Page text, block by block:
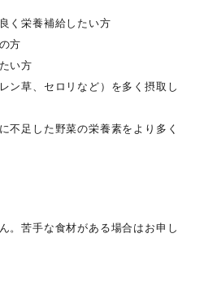
く栄養補給したい方
方
い方
ン草、セロリなど）を多く摂取し
不足した野菜の栄養素をより多く
。苦手な食材がある場合はお申し